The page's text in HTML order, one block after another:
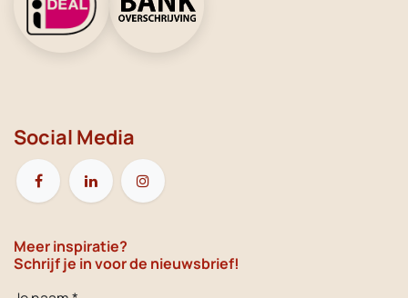
Social Media
Meer inspiratie?
Schrijf je in voor de nieuwsbrief!